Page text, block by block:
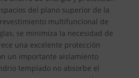
del plano superior de la
multifuncional de
se minimiza la necesidad de
una excelente protección
un importante aislamiento
templado no absorbe el